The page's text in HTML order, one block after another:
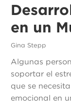
en un
Gina Stepp
Algunas
soportar el
que se
emocional en